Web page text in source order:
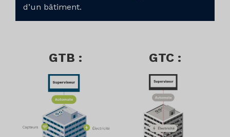
d’un bâtiment.
GTB : GTC :